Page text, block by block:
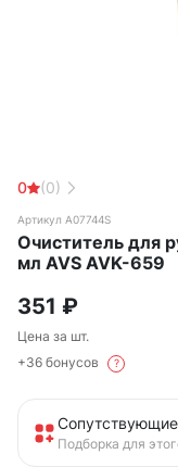
0 (0)
Артикул A07744S
Очиститель для
мл AVS AVK-659
351 ₽
Цена за шт.
+36 бонусов
?
Подборка для